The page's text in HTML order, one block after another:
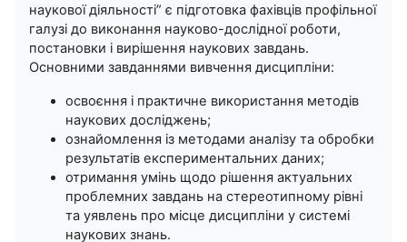
наукової діяльності” є підготовка фахівців профільної
галузі до виконання науково-дослідної роботи,
постановки і вирішення наукових завдань.
Основними завданнями вивчення дисципліни:
освоєння і практичне використання методів
наукових досліджень;
ознайомлення із методами аналізу та обробки
результатів експериментальних даних;
отримання умінь щодо рішення актуальних
проблемних завдань на стереотипному рівні
та уявлень про місце дисципліни у системі
наукових знань.